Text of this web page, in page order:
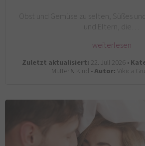
Obst und Gemüse zu selten, Süßes
und Eltern, die…
weiterlesen
Zuletzt aktualisiert: 22. Juli 2026 •
Mutter & Kind •Autor:Vikica